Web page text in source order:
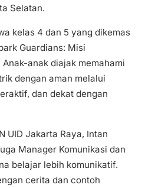
Selatan.
kelas 4 dan 5 yang dikemas
Guardians: Misi
anak diajak memahami
dengan aman melalui
dan dekat dengan
UID Jakarta Raya, Intan
Manager Komunikasi dan
belajar lebih komunikatif.
cerita dan contoh